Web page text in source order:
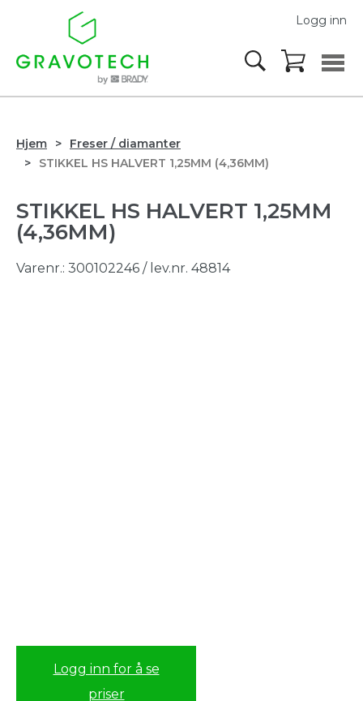
Logg inn
Hjem
Freser / diamanter
STIKKEL HS HALVERT 1,25MM (4,36MM)
STIKKEL HS HALVERT 1,25MM
(4,36MM)
Varenr.: 300102246 / lev.nr. 48814
Logg inn for å se
priser